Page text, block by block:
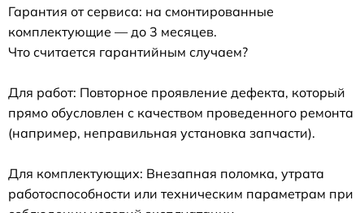
Гарантия от сервиса: на смонтированные
комплектующие — до 3 месяцев.
Что считается гарантийным случаем?
Для работ: Повторное проявление дефекта, который
прямо обусловлен с качеством проведенного ремонта
(например, неправильная установка запчасти).
Для комплектующих: Внезапная поломка, утрата
работоспособности или техническим параметрам при